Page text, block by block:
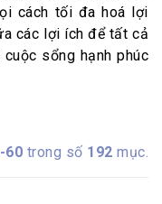
cách tối đa hoá lợi
các lợi ích để tất cả
sổng hạnh phúc
60 trong số 192 mục.